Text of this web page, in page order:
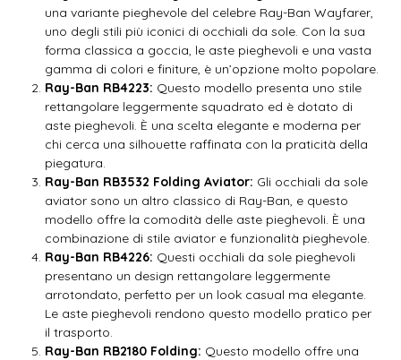
una variante pieghevole del celebre Ray-Ban Wayfarer,
uno degli stili più iconici di occhiali da sole. Con la sua
forma classica a goccia, le aste pieghevoli e una vasta
gamma di colori e finiture, è un’opzione molto popolare.
Ray-Ban RB4223: Questo modello presenta uno stile
rettangolare leggermente squadrato ed è dotato di
aste pieghevoli. È una scelta elegante e moderna per
chi cerca una silhouette raffinata con la praticità della
piegatura.
Ray-Ban RB3532 Folding Aviator: Gli occhiali da sole
aviator sono un altro classico di Ray-Ban, e questo
modello offre la comodità delle aste pieghevoli. È una
combinazione di stile aviator e funzionalità pieghevole.
Ray-Ban RB4226: Questi occhiali da sole pieghevoli
presentano un design rettangolare leggermente
arrotondato, perfetto per un look casual ma elegante.
Le aste pieghevoli rendono questo modello pratico per
il trasporto.
Ray-Ban RB2180 Folding: Questo modello offre una